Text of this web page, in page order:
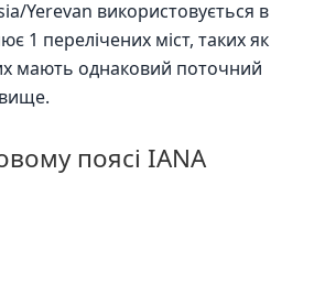
Yerevan використовується в
1 перелічених міст, таких як
мають однаковий поточний
поясі IANA